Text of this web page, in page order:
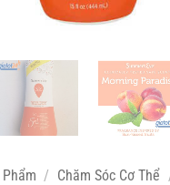
/ Chăm Sóc Cơ Thể